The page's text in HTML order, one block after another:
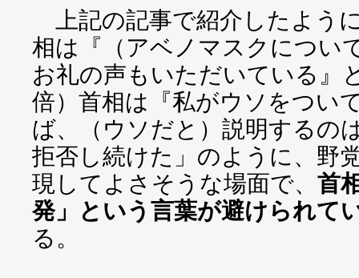
上記の記事で紹介したよう
相は『（アベノマスクについ
お礼の声もいただいている』
倍）首相は『私がウソをつい
ば、（ウソだと）説明するの
拒否し続けた」のように、野
現してよさそうな場面で、 首
発」という言葉が避けられて
る。